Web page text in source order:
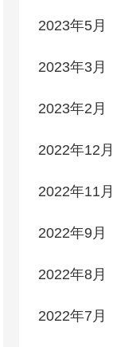
2023年5月
2023年3月
2023年2月
2022年12月
2022年11月
2022年9月
2022年8月
2022年7月